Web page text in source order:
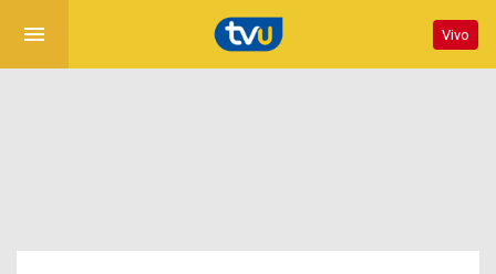
menu Vivo